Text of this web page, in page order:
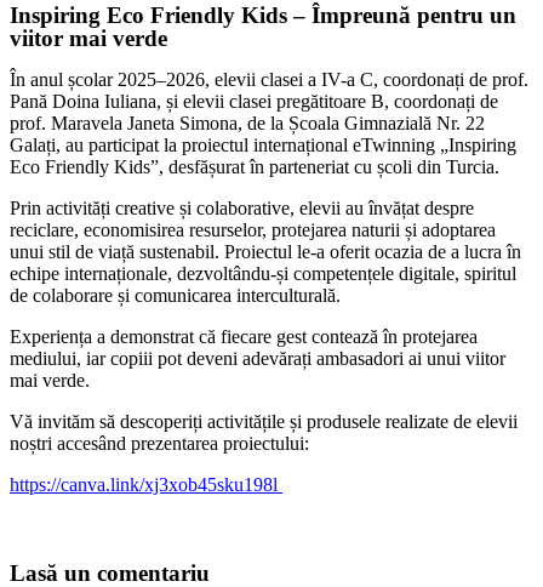
Inspiring Eco Friendly Kids – Împreună pentru un
viitor mai verde
În anul școlar 2025–2026, elevii clasei a IV-a C, coordonați de prof.
Pană Doina Iuliana, și elevii clasei pregătitoare B, coordonați de
prof. Maravela Janeta Simona, de la Școala Gimnazială Nr. 22
Galați, au participat la proiectul internațional eTwinning „Inspiring
Eco Friendly Kids”, desfășurat în parteneriat cu școli din Turcia.
Prin activități creative și colaborative, elevii au învățat despre
reciclare, economisirea resurselor, protejarea naturii și adoptarea
unui stil de viață sustenabil. Proiectul le-a oferit ocazia de a lucra în
echipe internaționale, dezvoltându-și competențele digitale, spiritul
de colaborare și comunicarea interculturală.
Experiența a demonstrat că fiecare gest contează în protejarea
mediului, iar copiii pot deveni adevărați ambasadori ai unui viitor
mai verde.
Vă invităm să descoperiți activitățile și produsele realizate de elevii
noștri accesând prezentarea proiectului:
https://canva.link/xj3xob45sku198l
Lasă un comentariu